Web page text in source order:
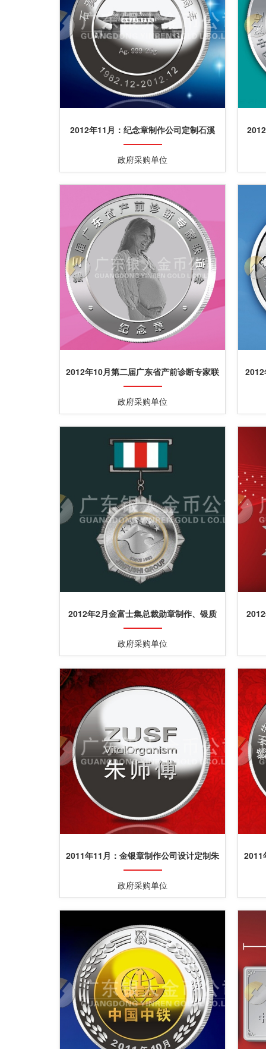
2012年11月：纪念章制作公司定制石溪
999银章定做
政府采购单位
2012年10月第二届广东省产前诊断专家联
谊会银章制作
政府采购单位
2012年2月金富士集总裁勋章制作、银质
勋章定做
政府采购单位
2011年11月：金银章制作公司设计定制朱
师傅员工纯银银牌
政府采购单位
2011